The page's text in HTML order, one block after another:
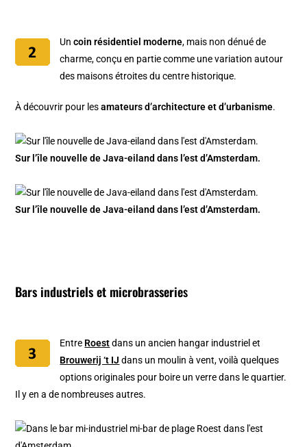
Uncoin résidentiel moderne, mais non dénué de
charme, conçu en partie comme une variation autour
des maisons étroites du centre historique.
À découvrir pour lesamateurs d’architecture et d’urbanisme.
Sur l’île nouvelle de Java-eiland dans l’est d’Amsterdam.
Sur l’île nouvelle de Java-eiland dans l’est d’Amsterdam.
Bars industriels et microbrasseries
Entre Roest dans un ancien hangar industriel et
Brouwerij ‘t IJ dans un moulin à vent, voilà quelques
options originales pour boire un verre dans le quartier.
Il y en a de nombreuses autres.